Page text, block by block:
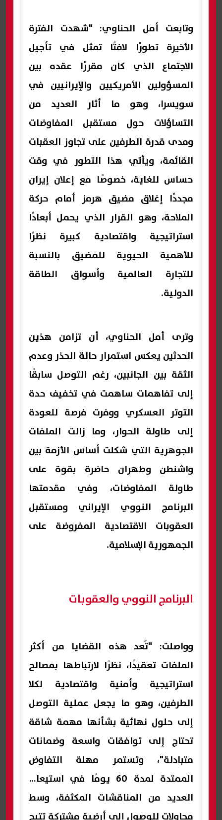
وتابعت أمل الحناوي: "شهدت الفترة
الأخيرة تطورًا لافتًا تمثل في تأجيل
الاجتماع الذي كان مقررًا عقده بين
المسؤولين الأمريكيين والإيرانيين في
سويسرا، وهو ما أثار العديد من
التساؤلات حول مستقبل المفاوضات
ومدى قدرة الطرفين على تجاوز العقبات
القائمة، ويأتي هذا التطور في وقت
حساس للغاية، خصوصًا مع إعلان إيران
مجددًا إغلاق مضيق هرمز أمام حركة
الملاحة، وهو القرار الذي يحمل أبعادًا
استراتيجية واقتصادية كبيرة نظرًا
للأهمية الحيوية للمضيق بالنسبة
للتجارة العالمية وأسواق الطاقة
الدولية.
وترى أمل الحناوي، أن تزامن هذين
الحدثين يعكس استمرار حالة الحذر وعدم
الثقة بين الجانبين، رغم التوصل سابقًا
إلى تفاهمات ساهمت في تخفيف حدة
التوتر العسكري ووفرت فرصة للعودة
إلى طاولة الحوار، وما زالت الملفات
الجوهرية التي شكلت أساس الأزمة بين
واشنطن وطهران حاضرة بقوة على
طاولة المفاوضات، وفي مقدمتها
البرنامج النووي الإيراني ومستقبل
العقوبات الاقتصادية المفروضة على
الجمهورية الإسلامية.
البرنامج النووي والعقوبات
وواصلت: "تُعد هذه القضايا من أكثر
الملفات تعقيدًا، نظرًا لارتباطها بمصالح
استراتيجية وأمنية واقتصادية لكلا
الطرفين، وهو ما يجعل عملية التوصل
إلى حلول نهائية بشأنها مهمة شاقة
تحتاج إلى توافقات واسعة وضمانات
متبادلة"، وتستمر مهلة التفاوض
الممتدة لمدة 60 يومًا في استيعاب
العديد من المناقشات المكثفة، وسط
محاولات للوصول إلى أرضية مشتركة تتيح